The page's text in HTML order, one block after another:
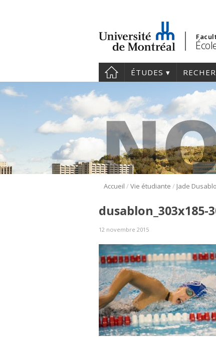
ÉTUDES
Accueil /Vie étudiante /
dusablon_303x185-
12 novembre 2015